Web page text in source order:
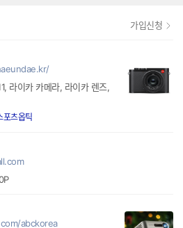
라이카 카메라, 라이카 렌즈,